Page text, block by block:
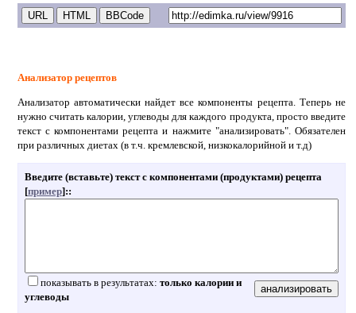
Анализатор рецептов
Анализатор автоматически найдет все компоненты рецепта. Теперь не
нужно считать калории, углеводы для каждого продукта, просто введите
текст с компонентами рецепта и нажмите "анализировать". Обязателен
при различных диетах (в т.ч. кремлевской, низкокалорийной и т.д)
Введите (вставьте) текст с компонентами (продуктами) рецепта
[пример]::
показывать в результатах: только калории и
углеводы